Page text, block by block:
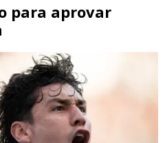
para aprovar